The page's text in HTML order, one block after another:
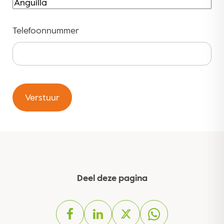
Telefoonnummer
Verstuur
Deel deze pagina